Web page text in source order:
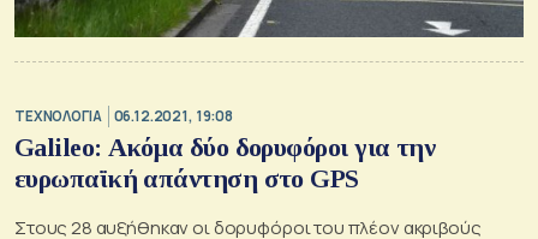
ΤΕΧΝΟΛΟΓΙΑ 06.12.2021, 19:08
Galileo: Ακόμα δύο δορυφόροι για την
ευρωπαϊκή απάντηση στο GPS
Στους 28 αυξήθηκαν οι δορυφόροι του πλέον ακριβούς